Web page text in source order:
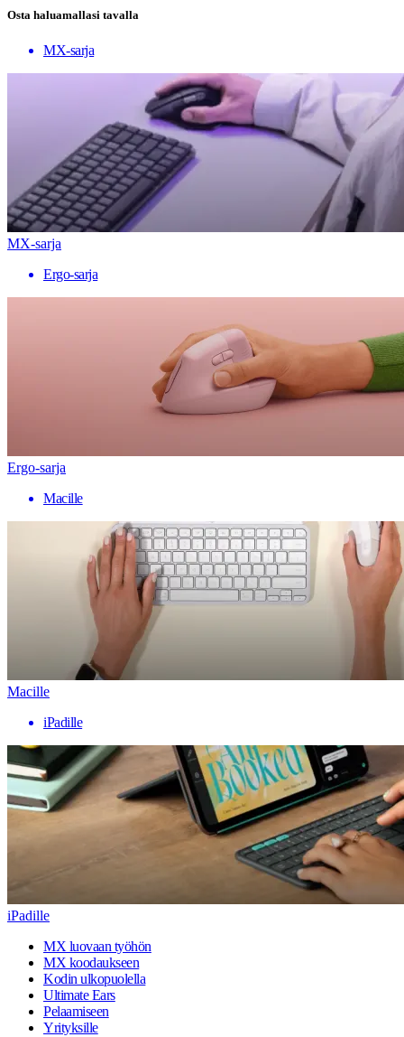
Osta haluamallasi tavalla
MX-sarja
MX-sarja
Ergo-sarja
Ergo-sarja
Macille
Macille
iPadille
iPadille
MX luovaan työhön
MX koodaukseen
Kodin ulkopuolella
Ultimate Ears
Pelaamiseen
Yrityksille